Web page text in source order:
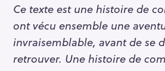
Ce texte est une histoire de
ont vécu ensemble une
invraisemblable, avant de se
retrouver. Une histoire de